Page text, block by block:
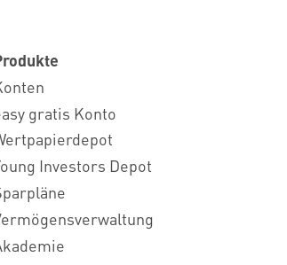
gratis Konto
Investors Depot